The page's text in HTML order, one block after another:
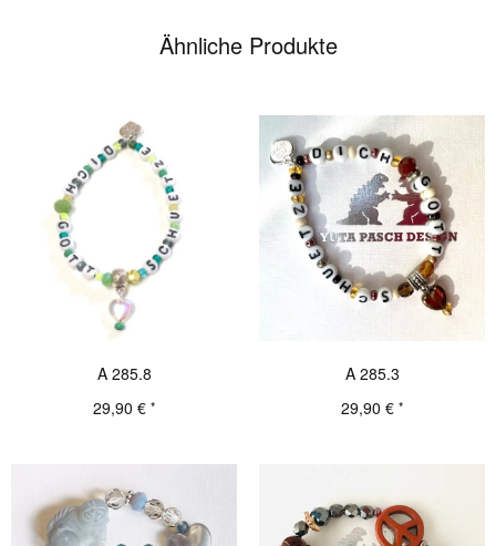
Ähnliche Produkte
A 285.8
29,90 € *
A 285.3
29,90 € *